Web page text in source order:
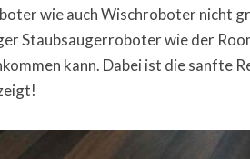
wie auch Wischroboter nicht
Staubsaugerroboter wie der
kann. Dabei ist die sanfte